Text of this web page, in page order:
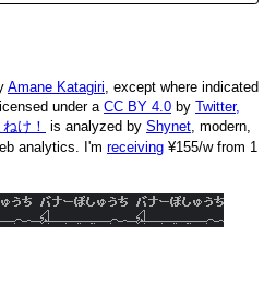
Amane Katagiri, except where indicated
under a CC BY 4.0 by Twitter,
け！ is analyzed by Shynet, modern,
analytics. I'm receiving ¥155/w from 1